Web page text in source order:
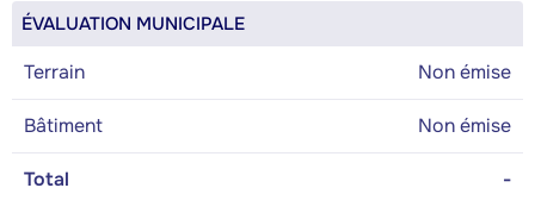
ÉVALUATION MUNICIPALE
Terrain Non émise
Bâtiment Non émise
Total
-